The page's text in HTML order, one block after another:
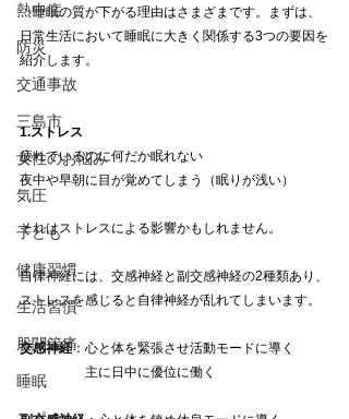
熱中症
防災
交通事故
三島市
女性のお悩み
気圧
子ども
健康習慣
生活習慣
股関節痛
睡眠
睡眠の質が下がる理由はさまざまです。まずは、
日常生活において睡眠に大きく関係する3つの要因を
紹介します。
1.ストレス
疲れているのに何だか眠れない
夜中や早朝に目が覚めてしまう（眠りが浅い）
それはストレスによる影響かもしれません。
自律神経には、交感神経と副交感神経の2種類あり、
ストレスを感じると自律神経が乱れてしまいます。
交感神経：心と体を緊張させ活動モードに導く
主に日中に優位に働く